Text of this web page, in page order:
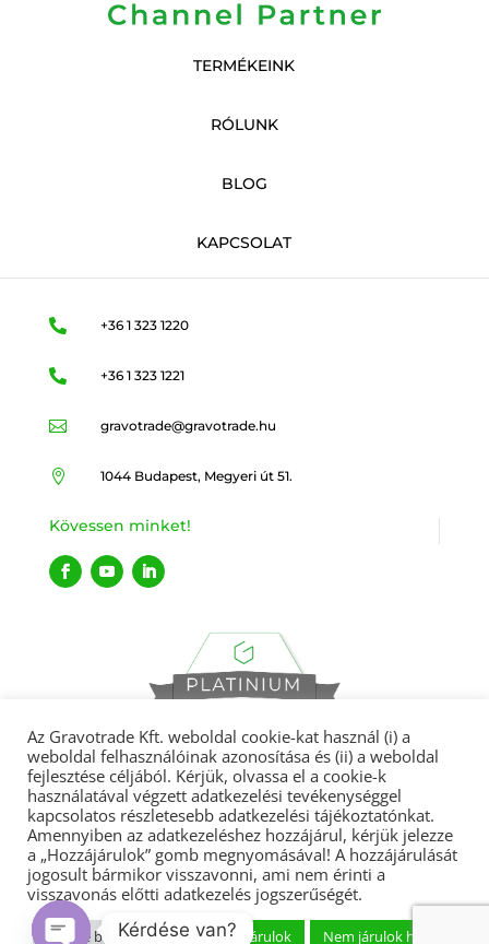
TERMÉKEINK
RÓLUNK
BLOG
KAPCSOLAT
 +36 1 323 1220
 +36 1 323 1221
 gravotrade@gravotrade.hu
 1044 Budapest, Megyeri út 51.
Kövessen minket!
Gravotrade 2022 © Minden jog fenntartva.
Adatvédelmi tájékoztató|ÁSZF|Garanciális feltételek
Végfelhasználói licencszerződés |Cégcsoport
Az Gravotrade Kft. weboldal cookie-kat használ (i) a
weboldal felhasználóinak azonosítása és (ii) a weboldal
fejlesztése céljából. Kérjük, olvassa el a cookie-k
használatával végzett adatkezelési tevékenységgel
kapcsolatos részletesebb adatkezelési tájékoztatónkat.
Amennyiben az adatkezeléshez hozzájárul, kérjük jelezze
a „Hozzájárulok” gomb megnyomásával! A hozzájárulását
jogosult bármikor visszavonni, ami nem érinti a
visszavonás előtti adatkezelés jogszerűségét.
Cookie beállítások Hozzájárulok Nem járulok hozzá
Kérdése van?